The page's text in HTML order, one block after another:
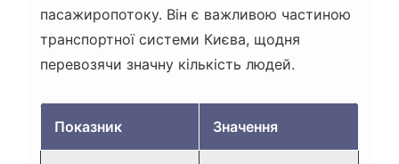
пасажиропотоку. Він є важливою частиною
транспортної системи Києва, щодня
перевозячи значну кількість людей.
Показник Значення